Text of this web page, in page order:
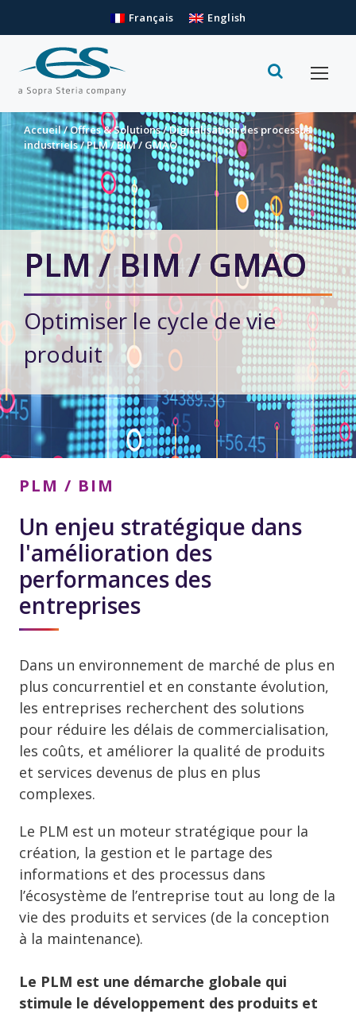
Français English
Accueil/Offres & Solutions/Digitalisation des processus
industriels/PLM / BIM / GMAO
PLM / BIM / GMAO
Optimiser le cycle de vie
produit
PLM / BIM
Un enjeu stratégique dans
l'amélioration des
performances des
entreprises
Dans un environnement de marché de plus en
plus concurrentiel et en constante évolution,
les entreprises recherchent des solutions
pour réduire les délais de commercialisation,
les coûts, et améliorer la qualité de produits
et services devenus de plus en plus
complexes.
Le PLM est un moteur stratégique pour la
création, la gestion et le partage des
informations et des processus dans
l’écosystème de l’entreprise tout au long de la
vie des produits et services (de la conception
à la maintenance).
Le PLM est une démarche globale qui
stimule le développement des produits et